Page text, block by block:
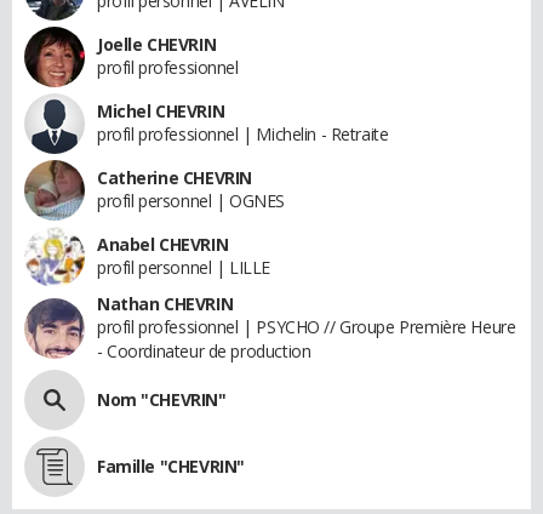
Joelle CHEVRIN
profil professionnel
Michel CHEVRIN
profil professionnel | Michelin - Retraite
Catherine CHEVRIN
profil personnel | OGNES
Anabel CHEVRIN
profil personnel | LILLE
Nathan CHEVRIN
profil professionnel | PSYCHO // Groupe Première Heure
- Coordinateur de production
Nom "CHEVRIN"
Famille "CHEVRIN"